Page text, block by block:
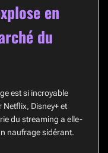
en
du
est si incroyable
Disney+ et
du streaming a elle-
naufrage sidérant.